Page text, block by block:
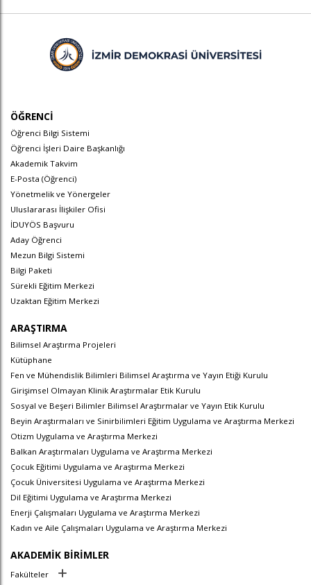
ÖĞRENCİ
Öğrenci Bilgi Sistemi
Öğrenci İşleri Daire Başkanlığı
Akademik Takvim
E-Posta (Öğrenci)
Yönetmelik ve Yönergeler
Uluslararası İlişkiler Ofisi
İDUYÖS Başvuru
Aday Öğrenci
Mezun Bilgi Sistemi
Bilgi Paketi
Sürekli Eğitim Merkezi
Uzaktan Eğitim Merkezi
ARAŞTIRMA
Bilimsel Araştırma Projeleri
Kütüphane
Fen ve Mühendislik Bilimleri Bilimsel Araştırma ve Yayın Etiği Kurulu
Girişimsel Olmayan Klinik Araştırmalar Etik Kurulu
Sosyal ve Beşeri Bilimler Bilimsel Araştırmalar ve Yayın Etik Kurulu
Beyin Araştırmaları ve Sinirbilimleri Eğitim Uygulama ve Araştırma Merkezi
Otizm Uygulama ve Araştırma Merkezi
Balkan Araştırmaları Uygulama ve Araştırma Merkezi
Çocuk Eğitimi Uygulama ve Araştırma Merkezi
Çocuk Üniversitesi Uygulama ve Araştırma Merkezi
Dil Eğitimi Uygulama ve Araştırma Merkezi
Enerji Çalışmaları Uygulama ve Araştırma Merkezi
Kadın ve Aile Çalışmaları Uygulama ve Araştırma Merkezi
AKADEMİK BİRİMLER
Fakülteler